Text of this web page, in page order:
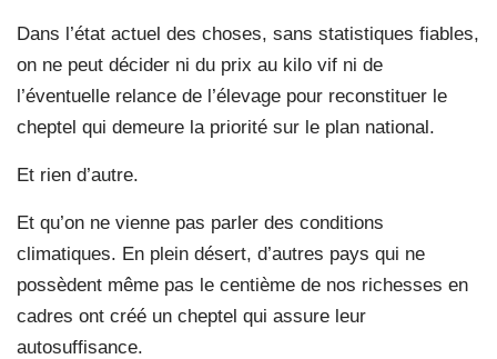
Dans l’état actuel des choses, sans statistiques fiables,
on ne peut décider ni du prix au kilo vif ni de
l’éventuelle relance de l’élevage pour reconstituer le
cheptel qui demeure la priorité sur le plan national.
Et rien d’autre.
Et qu’on ne vienne pas parler des conditions
climatiques. En plein désert, d’autres pays qui ne
possèdent même pas le centième de nos richesses en
cadres ont créé un cheptel qui assure leur
autosuffisance.